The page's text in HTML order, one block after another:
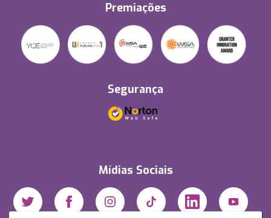
Premiações
Segurança
Mídias Sociais